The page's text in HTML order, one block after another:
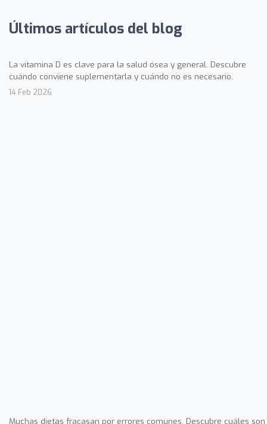
Últimos artículos del blog
La vitamina D es clave para la salud ósea y general. Descubre
cuándo conviene suplementarla y cuándo no es necesario.
14 Feb 2026
Muchas dietas fracasan por errores comunes. Descubre cuáles son